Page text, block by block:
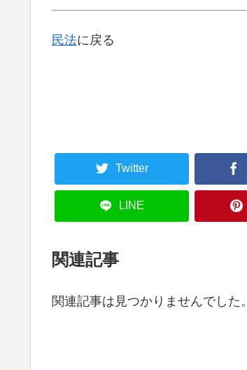
民法に戻る
Twitter
LINE
関連記事
関連記事は見つかりませんでした。